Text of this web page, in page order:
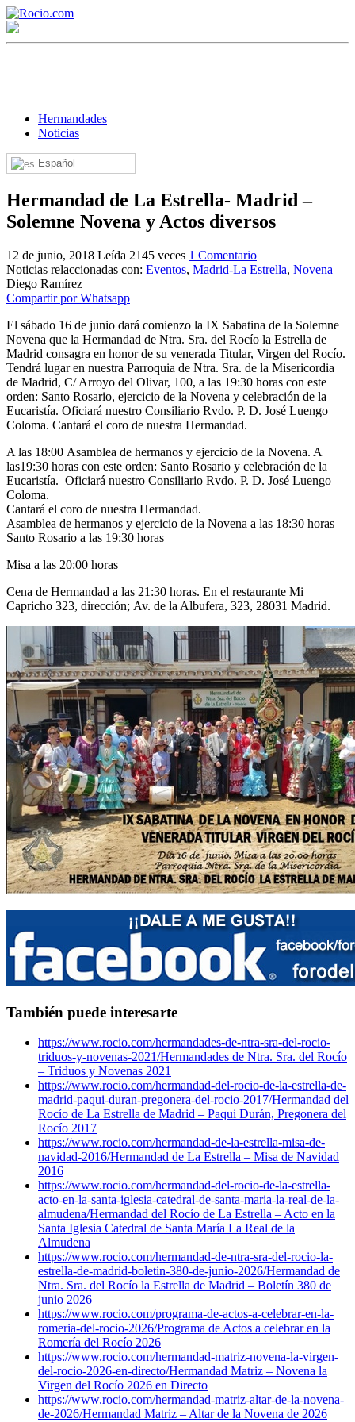
Hermandades
Noticias
Español
Hermandad de La Estrella- Madrid –
Solemne Novena y Actos diversos
12 de junio, 2018 Leída 2145 veces 1 Comentario
Noticias relaccionadas con: Eventos, Madrid-La Estrella, Novena
Diego Ramírez
Compartir por Whatsapp
El sábado 16 de junio dará comienzo la IX Sabatina de la Solemne
Novena que la Hermandad de Ntra. Sra. del Rocío la Estrella de
Madrid consagra en honor de su venerada Titular, Virgen del Rocío.
Tendrá lugar en nuestra Parroquia de Ntra. Sra. de la Misericordia
de Madrid, C/ Arroyo del Olivar, 100, a las 19:30 horas con este
orden: Santo Rosario, ejercicio de la Novena y celebración de la
Eucaristía. Oficiará nuestro Consiliario Rvdo. P. D. José Luengo
Coloma. Cantará el coro de nuestra Hermandad.
A las 18:00 Asamblea de hermanos y ejercicio de la Novena. A
las19:30 horas con este orden: Santo Rosario y celebración de la
Eucaristía. Oficiará nuestro Consiliario Rvdo. P. D. José Luengo
Coloma.
Cantará el coro de nuestra Hermandad.
Asamblea de hermanos y ejercicio de la Novena a las 18:30 horas
Santo Rosario a las 19:30 horas
Misa a las 20:00 horas
Cena de Hermandad a las 21:30 horas. En el restaurante Mi
Capricho 323, dirección; Av. de la Albufera, 323, 28031 Madrid.
También puede interesarte
https://www.rocio.com/hermandades-de-ntra-sra-del-rocio-
triduos-y-novenas-2021/Hermandades de Ntra. Sra. del Rocío
– Triduos y Novenas 2021
https://www.rocio.com/hermandad-del-rocio-de-la-estrella-de-
madrid-paqui-duran-pregonera-del-rocio-2017/Hermandad del
Rocío de La Estrella de Madrid – Paqui Durán, Pregonera del
Rocío 2017
https://www.rocio.com/hermandad-de-la-estrella-misa-de-
navidad-2016/Hermandad de La Estrella – Misa de Navidad
2016
https://www.rocio.com/hermandad-del-rocio-de-la-estrella-
acto-en-la-santa-iglesia-catedral-de-santa-maria-la-real-de-la-
almudena/Hermandad del Rocío de La Estrella – Acto en la
Santa Iglesia Catedral de Santa María La Real de la
Almudena
https://www.rocio.com/hermandad-de-ntra-sra-del-rocio-la-
estrella-de-madrid-boletin-380-de-junio-2026/Hermandad de
Ntra. Sra. del Rocío la Estrella de Madrid – Boletín 380 de
junio 2026
https://www.rocio.com/programa-de-actos-a-celebrar-en-la-
romeria-del-rocio-2026/Programa de Actos a celebrar en la
Romería del Rocío 2026
https://www.rocio.com/hermandad-matriz-novena-la-virgen-
del-rocio-2026-en-directo/Hermandad Matriz – Novena la
Virgen del Rocío 2026 en Directo
https://www.rocio.com/hermandad-matriz-altar-de-la-novena-
de-2026/Hermandad Matriz – Altar de la Novena de 2026
¡Bienvenido! Soy el asistente virtual de rocio.com.
¿En qué puedo ayudarte?
Historia de la Virgen del Rocío
¿Cuándo es la romería del Rocío?
¿Cuándo se construyó la primera ermita?
El traslado cada siete años
¿Cuales son los actos principales que se celebran en el
Rocío?
En el Rocío, ¿dónde me alojo?